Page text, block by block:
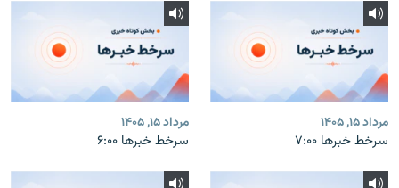
مرداد ۱۵, ۱۴۰۵
سرخط خبرها ۷:۰۰
مرداد ۱۵, ۱۴۰۵
سرخط خبرها ۶:۰۰